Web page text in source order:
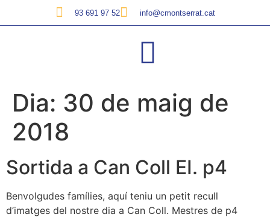
93 691 97 52 info@cmontserrat.cat
Dia: 30 de maig de
2018
Sortida a Can Coll EI. p4
Benvolgudes famílies, aquí teniu un petit recull
d’imatges del nostre dia a Can Coll. Mestres de p4